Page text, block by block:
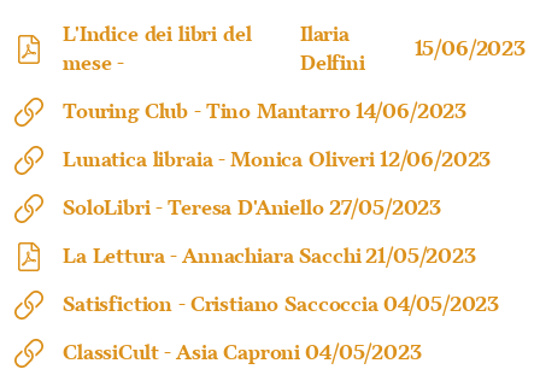
L'Indice dei libri del
mese -
Ilaria
Delfini
15/06/2023
Touring Club - Tino Mantarro 14/06/2023
Lunatica libraia - Monica Oliveri 12/06/2023
SoloLibri - Teresa D'Aniello 27/05/2023
La Lettura - Annachiara Sacchi 21/05/2023
Satisfiction - Cristiano Saccoccia 04/05/2023
ClassiCult - Asia Caproni 04/05/2023